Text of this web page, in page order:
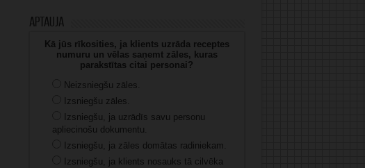
Aptauja
Kā jūs rīkosities, ja klients uzrāda receptes
numuru un vēlas saņemt zāles, kuras
parakstītas citai personai?
Neizsniegšu zāles.
Izsniegšu zāles.
Izsniegšu, ja uzrādīs savu personu
apliecinošu dokumentu.
Izsniegšu, ja zāles domātas radiniekam.
Izsniegšu, ja klients nosauks tā cilvēka